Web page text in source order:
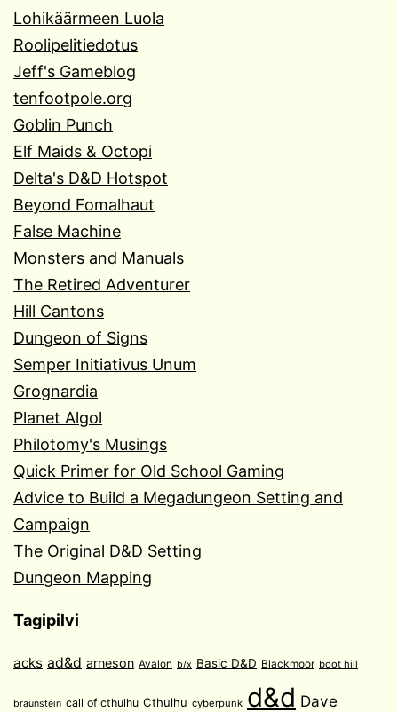
Lohikäärmeen Luola
Roolipelitiedotus
Jeff's Gameblog
tenfootpole.org
Goblin Punch
Elf Maids & Octopi
Delta's D&D Hotspot
Beyond Fomalhaut
False Machine
Monsters and Manuals
The Retired Adventurer
Hill Cantons
Dungeon of Signs
Semper Initiativus Unum
Grognardia
Planet Algol
Philotomy's Musings
Quick Primer for Old School Gaming
Advice to Build a Megadungeon Setting and
Campaign
The Original D&D Setting
Dungeon Mapping
Tagipilvi
acks ad&d arneson Avalon b/x Basic D&D Blackmoor boot hill
braunstein call of cthulhu Cthulhu cyberpunk d&d Dave